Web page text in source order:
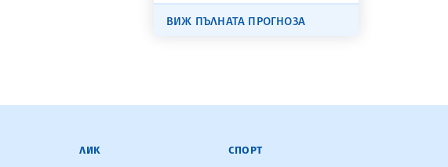
ВИЖ ПЪЛНАТА ПРОГНОЗА
ЛИК СПОРТ